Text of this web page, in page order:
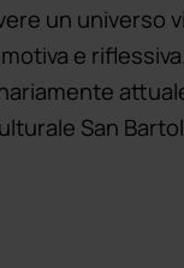
un universo
e
San